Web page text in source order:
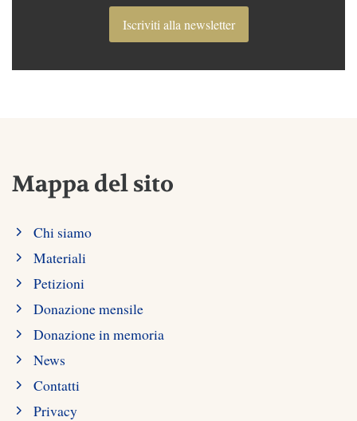
Iscriviti alla newsletter
Mappa del sito
Chi siamo
Materiali
Petizioni
Donazione mensile
Donazione in memoria
News
Contatti
Privacy